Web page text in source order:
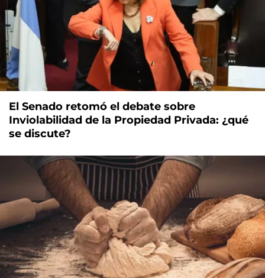
El Senado retomó el debate sobre
Inviolabilidad de la Propiedad Privada: ¿qué
se discute?